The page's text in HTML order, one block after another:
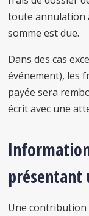
toute annulation
somme est due.
Dans des cas
événement), les
payée sera
écrit avec une
Une contribution